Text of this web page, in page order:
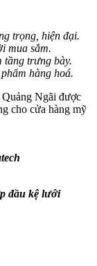
trọng, hiện đại.
mua sắm.
tầng trưng bày.
hàng hoá.
Ngãi được
cho cửa hàng mỹ
đầu kệ lưới